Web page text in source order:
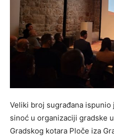
Veliki broj sugrađana
sinoć u organizaciji gradske
Gradskog kotara Ploče iza